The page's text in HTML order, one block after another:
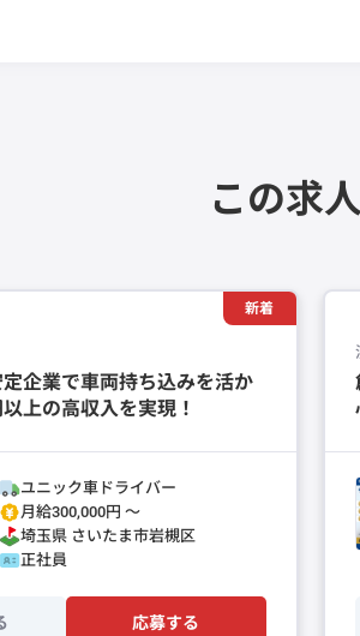
この求
新着
企業で車両持ち込みを活か
上の高収入を実現！
ユニック車ドライバー
月給300,000円 〜
埼玉県 さいたま市岩槻区
正社員
応募する